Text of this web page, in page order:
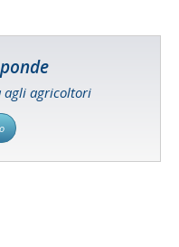
agli agricoltori